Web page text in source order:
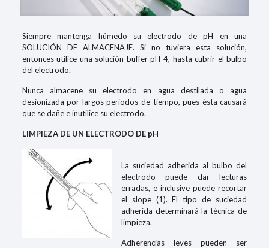
Siempre mantenga húmedo su electrodo de pH en una
SOLUCIÓN DE ALMACENAJE. Si no tuviera esta solución,
entonces utilice una solución buffer pH 4, hasta cubrir el bulbo
del electrodo.
Nunca almacene su electrodo en agua destilada o agua
desionizada por largos periodos de tiempo, pues ésta causará
que se dañe e inutilice su electrodo.
LIMPIEZA DE UN ELECTRODO DE pH
La suciedad adherida al bulbo del
electrodo puede dar lecturas
erradas, e inclusive puede recortar
el slope (1). El tipo de suciedad
adherida determinará la técnica de
limpieza.
Adherencias leves pueden ser